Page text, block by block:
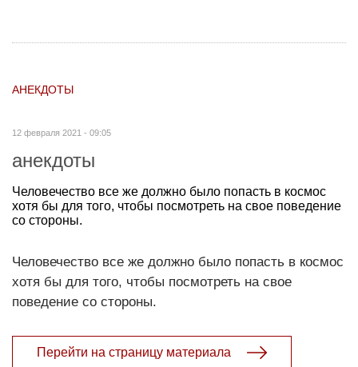
АНЕКДОТЫ
12 февраля 2021 - 09:05
анекдоты
Человечество все же должно было попасть в космос
хотя бы для того, чтобы посмотреть на свое поведение
со стороны.
Человечество все же должно было попасть в космос
хотя бы для того, чтобы посмотреть на свое
поведение со стороны.
Перейти на страницу материала